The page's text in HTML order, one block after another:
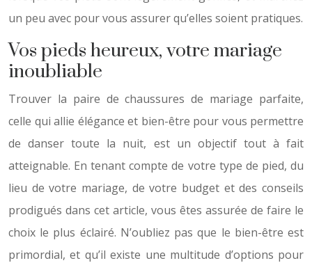
un peu avec pour vous assurer qu’elles soient pratiques.
Vos pieds heureux, votre mariage
inoubliable
Trouver la paire de chaussures de mariage parfaite,
celle qui allie élégance et bien-être pour vous permettre
de danser toute la nuit, est un objectif tout à fait
atteignable. En tenant compte de votre type de pied, du
lieu de votre mariage, de votre budget et des conseils
prodigués dans cet article, vous êtes assurée de faire le
choix le plus éclairé. N’oubliez pas que le bien-être est
primordial, et qu’il existe une multitude d’options pour